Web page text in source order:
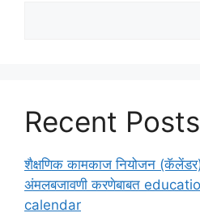
Recent Posts
शैक्षणिक कामकाज नियोजन
अंमलबजावणी करणेबाबत
calendar